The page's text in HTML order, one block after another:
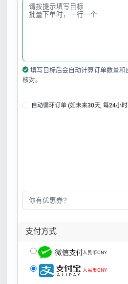
填写目标后会自动计算订单数量和
核对。
自动循环订单 (如未来30天, 每24小
支付方式
人民币CNY
人民币CNY